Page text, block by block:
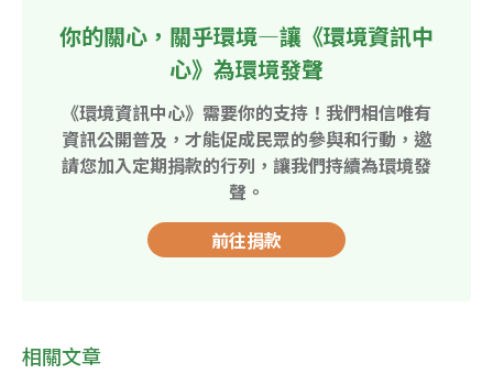
你的關心，關乎環境—讓《環境資訊中
心》為環境發聲
《環境資訊中心》需要你的支持！我們相信唯有
資訊公開普及，才能促成民眾的參與和行動，邀
請您加入定期捐款的行列，讓我們持續為環境發
聲。
前往捐款
相關文章